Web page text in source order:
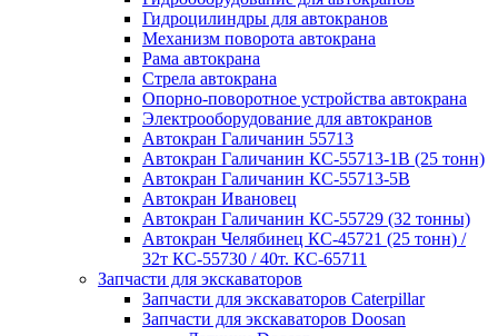
Гидроцилиндры для автокранов
Механизм поворота автокрана
Рама автокрана
Стрела автокрана
Опорно-поворотное устройства автокрана
Электрооборудование для автокранов
Автокран Галичанин 55713
Автокран Галичанин КС-55713-1В (25 тонн)
Автокран Галичанин КС-55713-5В
Автокран Ивановец
Автокран Галичанин КС-55729 (32 тонны)
Автокран Челябинец КС-45721 (25 тонн) /
32т КС-55730 / 40т. КС-65711
Запчасти для экскаваторов
Запчасти для экскаваторов Caterpillar
Запчасти для экскаваторов Doosan